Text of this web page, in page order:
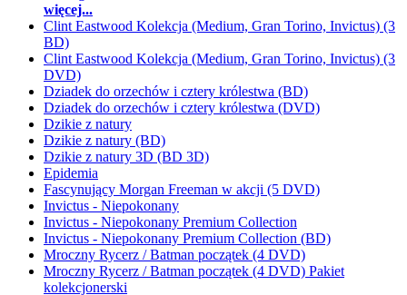
więcej...
Clint Eastwood Kolekcja (Medium, Gran Torino, Invictus) (3
BD)
Clint Eastwood Kolekcja (Medium, Gran Torino, Invictus) (3
DVD)
Dziadek do orzechów i cztery królestwa (BD)
Dziadek do orzechów i cztery królestwa (DVD)
Dzikie z natury
Dzikie z natury (BD)
Dzikie z natury 3D (BD 3D)
Epidemia
Fascynujący Morgan Freeman w akcji (5 DVD)
Invictus - Niepokonany
Invictus - Niepokonany Premium Collection
Invictus - Niepokonany Premium Collection (BD)
Mroczny Rycerz / Batman początek (4 DVD)
Mroczny Rycerz / Batman początek (4 DVD) Pakiet
kolekcjonerski